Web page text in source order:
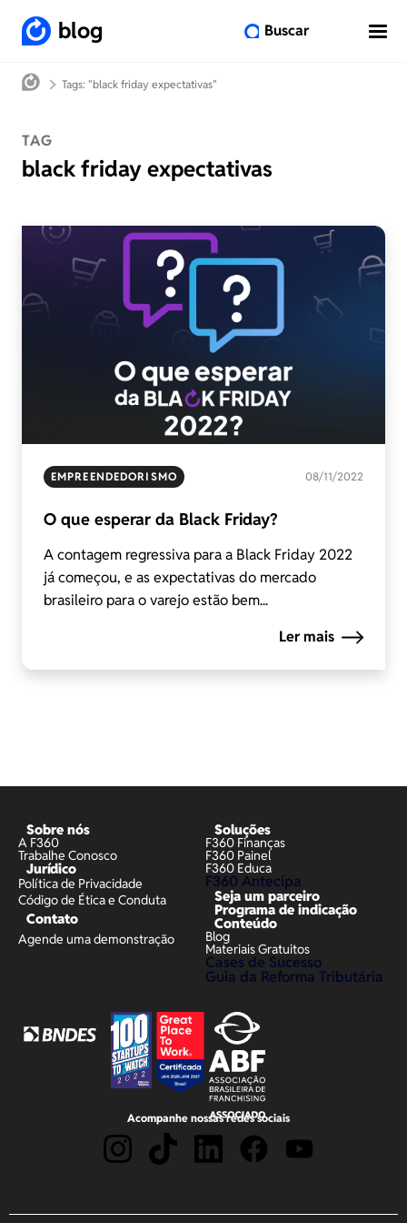
blog Buscar
Tags: "black friday expectativas"
TAG
black friday expectativas
EMPREENDEDORISMO 08/11/2022
O que esperar da Black Friday?
A contagem regressiva para a Black Friday 2022
já começou, e as expectativas do mercado
brasileiro para o varejo estão bem...
Ler mais
Sobre nós
A F360
Trabalhe Conosco
Jurídico
Política de Privacidade
Código de Ética e Conduta
Contato
Agende uma demonstração
Soluções
F360 Finanças
F360 Painel
F360 Educa
F360 Antecipa
Seja um parceiro
Programa de indicação
Conteúdo
Blog
Materiais Gratuitos
Cases de Sucesso
Guia da Reforma Tributária
Acompanhe nossas redes sociais